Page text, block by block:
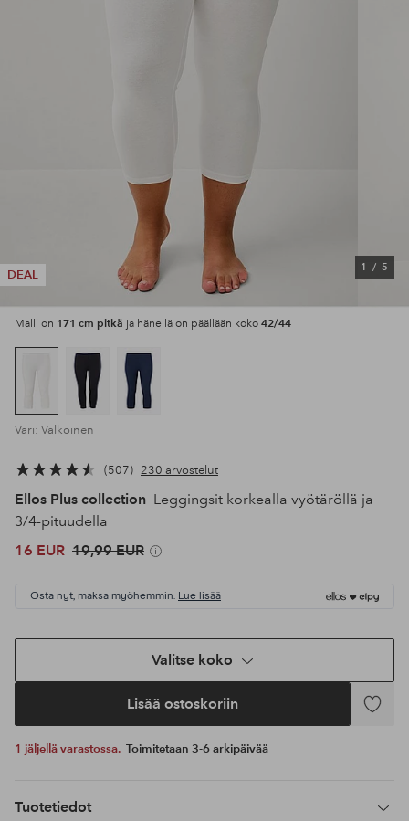
DEAL
1 / 5
Malli on 171 cm pitkä ja hänellä on päällään koko 42/44
Väri: Valkoinen
507 230 arvostelut
Ellos Plus collection Leggingsit korkealla vyötäröllä ja
3/4-pituudella
16 EUR 19,99 EUR
Osta nyt, maksa myöhemmin. Lue lisää
Valitse koko
Lisää ostoskoriin
Lisää
1 jäljellä varastossa. Toimitetaan 3-6 arkipäivää
Tuotetiedot